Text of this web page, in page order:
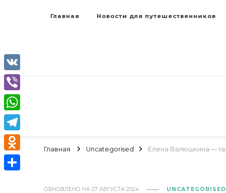
Главная Новости для путешественников
Главная Uncategorised Елена Валюшкина —
ОБНОВЛЕНО НА 27 АВГУСТА 2024 UNCATEGORISED
VK
Viber
WhatsApp
Telegram
Odnoklassniki